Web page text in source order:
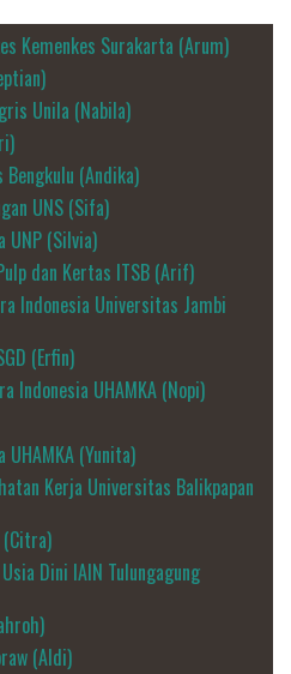
Kemenkes Surakarta (Arum)
Unila (Nabila)
(Andika)
UNS (Sifa)
UNP (Silvia)
dan Kertas ITSB (Arif)
Indonesia Universitas Jambi
(Erfin)
Indonesia UHAMKA (Nopi)
(Yunita)
Kerja Universitas Balikpapan
(Citra)
Dini IAIN Tulungagung
(Aldi)